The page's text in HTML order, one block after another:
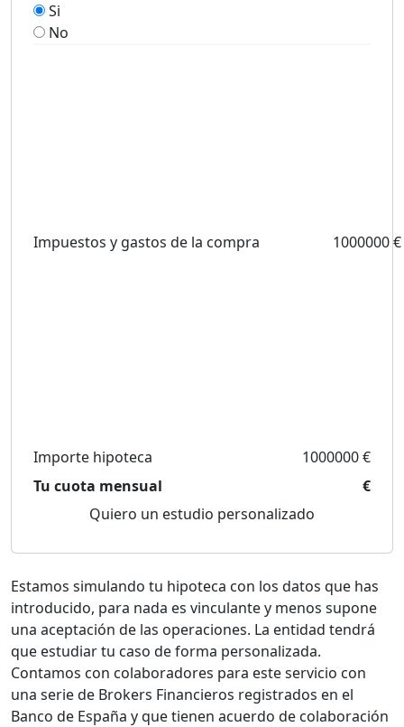
Si
No
Impuestos y gastos de la compra 1000000 €
Importe hipoteca
1000000 €
Tu cuota mensual
€
Quiero un estudio personalizado
Estamos simulando tu hipoteca con los datos que has
introducido, para nada es vinculante y menos supone
una aceptación de las operaciones. La entidad tendrá
que estudiar tu caso de forma personalizada.
Contamos con colaboradores para este servicio con
una serie de Brokers Financieros registrados en el
Banco de España y que tienen acuerdo de colaboración